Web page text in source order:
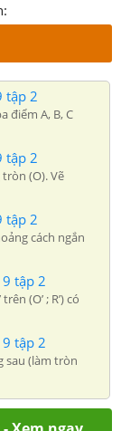
tập 2
điểm A, B, C
tập 2
(O). Vẽ
tập 2
cách ngắn
tập 2
(O’ ; R’) có
tập 2
sau (làm tròn